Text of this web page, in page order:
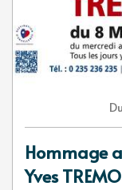
Du
Hommage
Yves